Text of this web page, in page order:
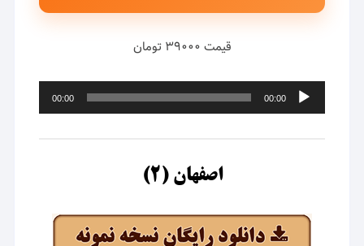
قیمت ۳۹۰۰۰ تومان
پخش‌کننده
صوت
00:00
00:00
اصفهان (۲)